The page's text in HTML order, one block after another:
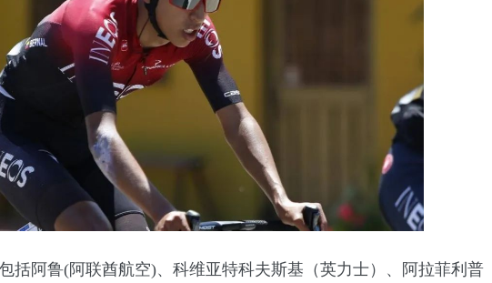
括阿鲁(阿联酋航空)、科维亚特科夫斯基（英力士）、阿拉菲利普